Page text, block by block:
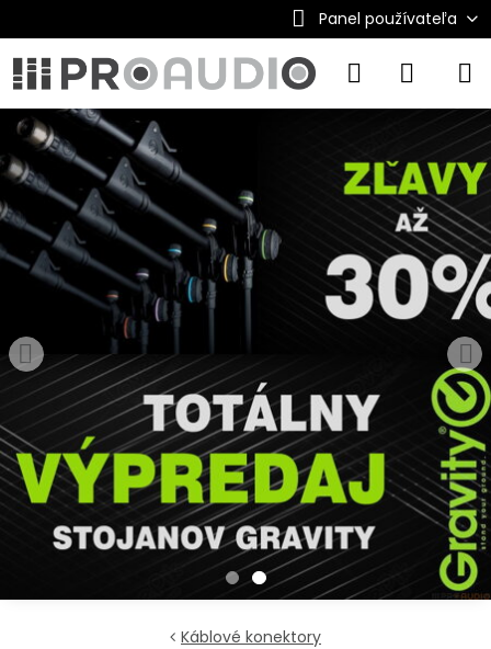
Panel používateľa
Káblové konektory